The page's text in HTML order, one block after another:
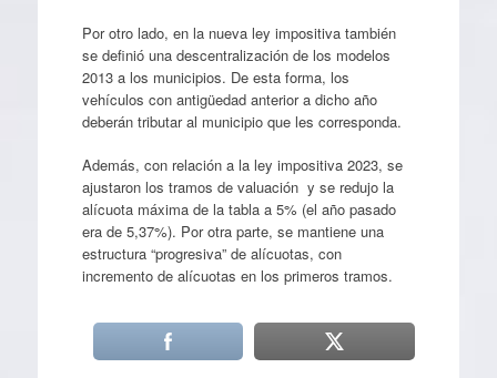
Por otro lado, en la nueva ley impositiva también
se definió una descentralización de los modelos
2013 a los municipios. De esta forma, los
vehículos con antigüedad anterior a dicho año
deberán tributar al municipio que les corresponda.
Además, con relación a la ley impositiva 2023, se
ajustaron los tramos de valuación y se redujo la
alícuota máxima de la tabla a 5% (el año pasado
era de 5,37%). Por otra parte, se mantiene una
estructura “progresiva” de alícuotas, con
incremento de alícuotas en los primeros tramos.